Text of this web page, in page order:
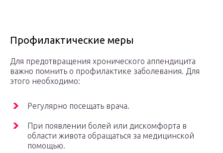
Профилактические меры
Для предотвращения хронического аппендицита
важно помнить о профилактике заболевания. Для
этого необходимо:
Регулярно посещать врача.
При появлении болей или дискомфорта в
области живота обращаться за медицинской
помощью.